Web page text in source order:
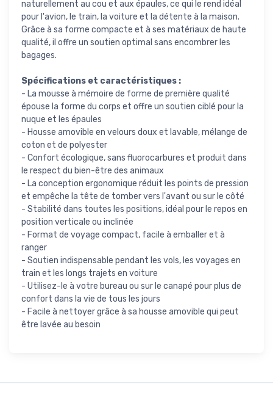
naturellement au cou et aux épaules, ce qui le rend idéal
pour l'avion, le train, la voiture et la détente à la maison.
Grâce à sa forme compacte et à ses matériaux de haute
qualité, il offre un soutien optimal sans encombrer les
bagages.
Spécifications et caractéristiques :
- La mousse à mémoire de forme de première qualité
épouse la forme du corps et offre un soutien ciblé pour la
nuque et les épaules
- Housse amovible en velours doux et lavable, mélange de
coton et de polyester
- Confort écologique, sans fluorocarbures et produit dans
le respect du bien-être des animaux
- La conception ergonomique réduit les points de pression
et empêche la tête de tomber vers l'avant ou sur le côté
- Stabilité dans toutes les positions, idéal pour le repos en
position verticale ou inclinée
- Format de voyage compact, facile à emballer et à
ranger
- Soutien indispensable pendant les vols, les voyages en
train et les longs trajets en voiture
- Utilisez-le à votre bureau ou sur le canapé pour plus de
confort dans la vie de tous les jours
- Facile à nettoyer grâce à sa housse amovible qui peut
être lavée au besoin